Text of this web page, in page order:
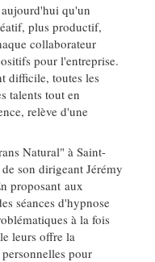
qu'un
plus productif,
collaborateur
pour l'entreprise.
difficile, toutes les
talents tout en
relève d'une
Natural" à Saint-
son dirigeant Jérémy
proposant aux
séances d'hypnose
à la fois
leurs offre la
pour